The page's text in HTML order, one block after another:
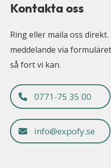
Kontakta oss
Ring eller maila oss
meddelande via
så fort vi kan.
0771-75 35 00
info@expofy.se